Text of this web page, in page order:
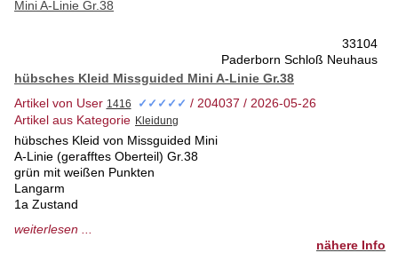
33104
Paderborn Schloß Neuhaus
hübsches Kleid Missguided Mini A-Linie Gr.38
Artikel von User
✓✓✓✓✓ / 204037 / 2026-05-26
Artikel aus Kategorie
hübsches Kleid von Missguided Mini
A-Linie (gerafftes Oberteil) Gr.38
grün mit weißen Punkten
Langarm
1a Zustand
weiterlesen ...
nähere Info